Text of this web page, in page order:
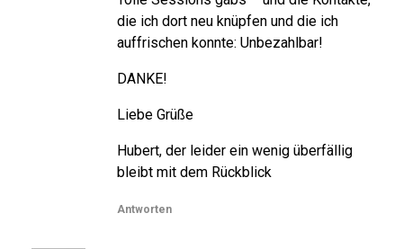
die ich dort neu knüpfen und die ich
auffrischen konnte: Unbezahlbar!
DANKE!
Liebe Grüße
Hubert, der leider ein wenig überfällig
bleibt mit dem Rückblick
Antworten